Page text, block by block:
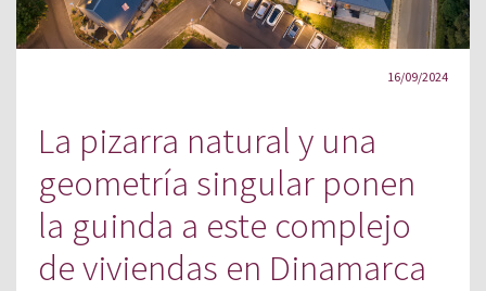
16/09/2024
La pizarra natural y una
geometría singular ponen
la guinda a este complejo
de viviendas en Dinamarca